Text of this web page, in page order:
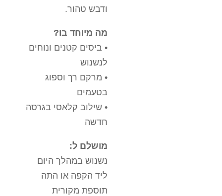
ודבש טהור.
מה מיוחד בו?
• ביסים קטנים ונוחים
לנשנוש
• מרקם רך וספוג
בטעמים
• שילוב קלאסי בגרסה
חדשה
מושלם ל:
נשנוש במהלך היום
ליד הקפה או התה
תוספת מקורית